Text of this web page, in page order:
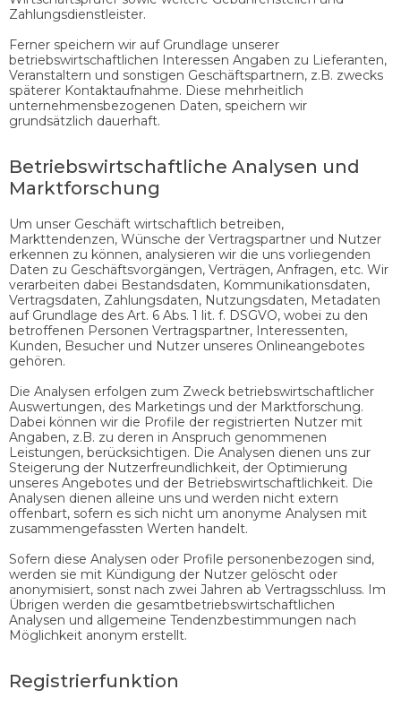
Zahlungsdienstleister.
Ferner speichern wir auf Grundlage unserer
betriebswirtschaftlichen Interessen Angaben zu Lieferanten,
Veranstaltern und sonstigen Geschäftspartnern, z.B. zwecks
späterer Kontaktaufnahme. Diese mehrheitlich
unternehmensbezogenen Daten, speichern wir
grundsätzlich dauerhaft.
Betriebswirtschaftliche Analysen und
Marktforschung
Um unser Geschäft wirtschaftlich betreiben,
Markttendenzen, Wünsche der Vertragspartner und Nutzer
erkennen zu können, analysieren wir die uns vorliegenden
Daten zu Geschäftsvorgängen, Verträgen, Anfragen, etc. Wir
verarbeiten dabei Bestandsdaten, Kommunikationsdaten,
Vertragsdaten, Zahlungsdaten, Nutzungsdaten, Metadaten
auf Grundlage des Art. 6 Abs. 1 lit. f. DSGVO, wobei zu den
betroffenen Personen Vertragspartner, Interessenten,
Kunden, Besucher und Nutzer unseres Onlineangebotes
gehören.
Die Analysen erfolgen zum Zweck betriebswirtschaftlicher
Auswertungen, des Marketings und der Marktforschung.
Dabei können wir die Profile der registrierten Nutzer mit
Angaben, z.B. zu deren in Anspruch genommenen
Leistungen, berücksichtigen. Die Analysen dienen uns zur
Steigerung der Nutzerfreundlichkeit, der Optimierung
unseres Angebotes und der Betriebswirtschaftlichkeit. Die
Analysen dienen alleine uns und werden nicht extern
offenbart, sofern es sich nicht um anonyme Analysen mit
zusammengefassten Werten handelt.
Sofern diese Analysen oder Profile personenbezogen sind,
werden sie mit Kündigung der Nutzer gelöscht oder
anonymisiert, sonst nach zwei Jahren ab Vertragsschluss. Im
Übrigen werden die gesamtbetriebswirtschaftlichen
Analysen und allgemeine Tendenzbestimmungen nach
Möglichkeit anonym erstellt.
Registrierfunktion